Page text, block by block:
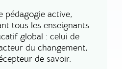
pédagogie active,
tous les enseignants
global : celui de
du changement,
de savoir.